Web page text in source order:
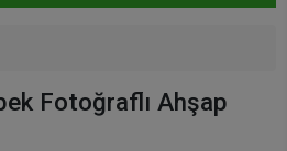
Fotoğraflı Ahşap